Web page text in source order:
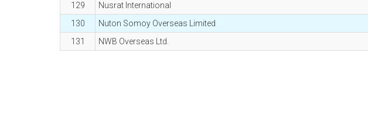
129
Nusrat International
130
Nuton Somoy Overseas Limited
131
NWB Overseas Ltd.